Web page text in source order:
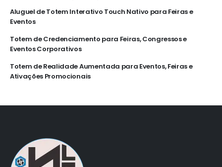
Aluguel de Totem Interativo Touch Nativo para Feiras e
Eventos
Totem de Credenciamento para Feiras, Congressos e
Eventos Corporativos
Totem de Realidade Aumentada para Eventos, Feiras e
Ativações Promocionais